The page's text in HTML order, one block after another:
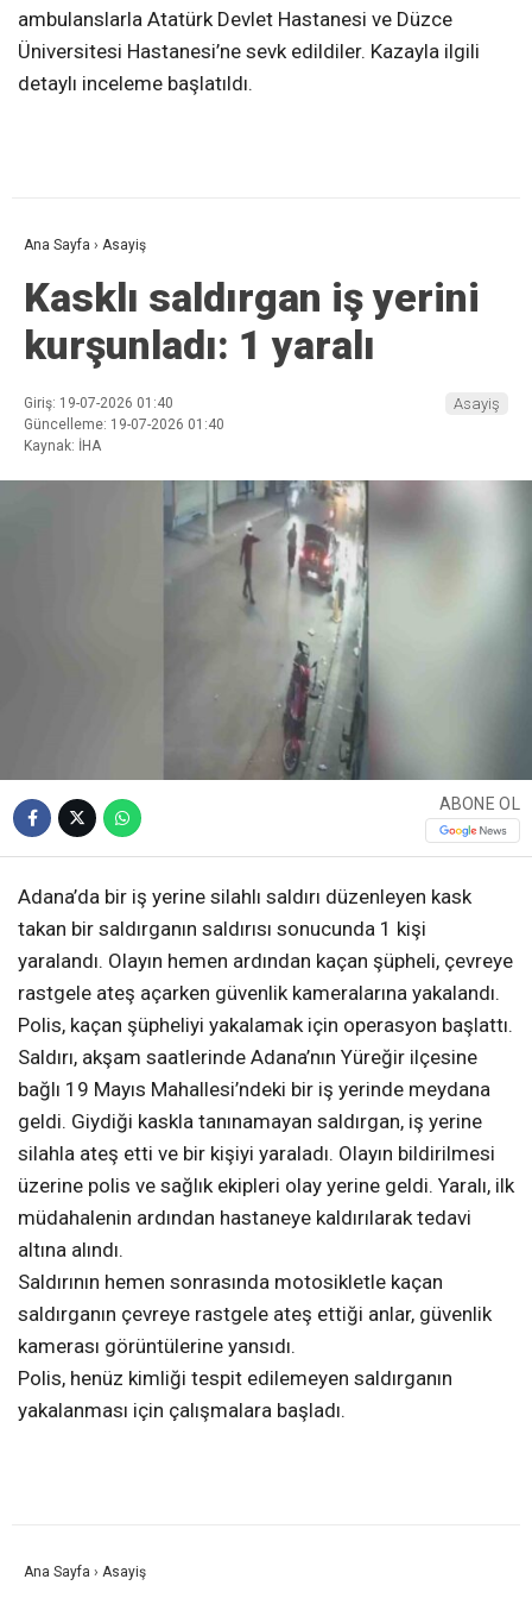
ambulanslarla Atatürk Devlet Hastanesi ve Düzce
Üniversitesi Hastanesi’ne sevk edildiler. Kazayla ilgili
detaylı inceleme başlatıldı.
Ana Sayfa › Asayiş
Kasklı saldırgan iş yerini
kurşunladı: 1 yaralı
Giriş: 19-07-2026 01:40
Güncelleme: 19-07-2026 01:40
Kaynak: İHA
Asayiş
ABONE OL
Adana’da bir iş yerine silahlı saldırı düzenleyen kask
takan bir saldırganın saldırısı sonucunda 1 kişi
yaralandı. Olayın hemen ardından kaçan şüpheli, çevreye
rastgele ateş açarken güvenlik kameralarına yakalandı.
Polis, kaçan şüpheliyi yakalamak için operasyon başlattı.
Saldırı, akşam saatlerinde Adana’nın Yüreğir ilçesine
bağlı 19 Mayıs Mahallesi’ndeki bir iş yerinde meydana
geldi. Giydiği kaskla tanınamayan saldırgan, iş yerine
silahla ateş etti ve bir kişiyi yaraladı. Olayın bildirilmesi
üzerine polis ve sağlık ekipleri olay yerine geldi. Yaralı, ilk
müdahalenin ardından hastaneye kaldırılarak tedavi
altına alındı.
Saldırının hemen sonrasında motosikletle kaçan
saldırganın çevreye rastgele ateş ettiği anlar, güvenlik
kamerası görüntülerine yansıdı.
Polis, henüz kimliği tespit edilemeyen saldırganın
yakalanması için çalışmalara başladı.
Ana Sayfa › Asayiş